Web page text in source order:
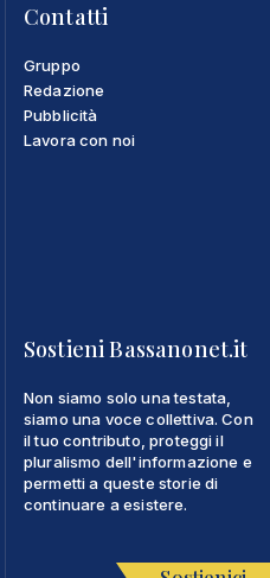
Contatti
Gruppo
Redazione
Pubblicità
Lavora con noi
Sostieni Bassanonet.it
Non siamo solo una testata,
siamo una voce collettiva. Con
il tuo contributo, proteggi il
pluralismo dell'informazione e
permetti a queste storie di
continuare a esistere.